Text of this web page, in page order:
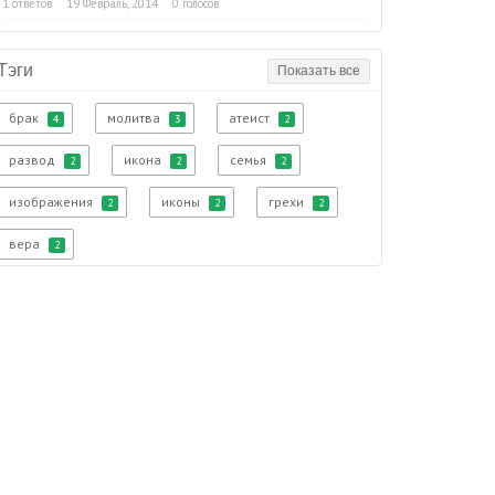
1 ответов 19 Февраль, 2014 0 голосов
Показать все
брак 4 молитва 3 атеист 2
развод 2 икона 2 семья 2
изображения 2 иконы 2 грехи 2
вера 2